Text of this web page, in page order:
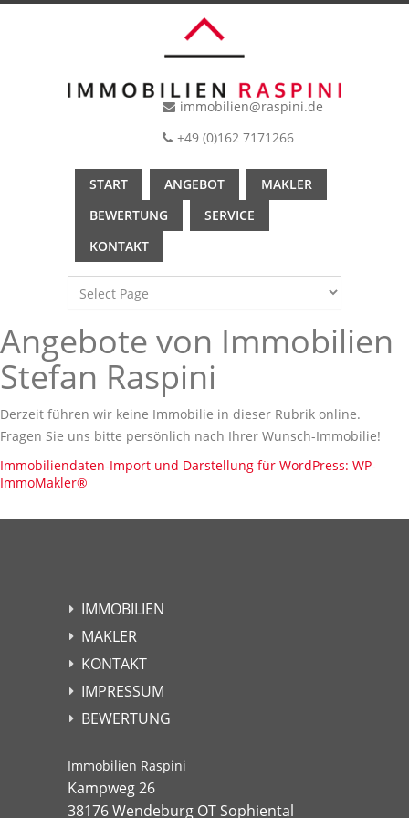
immobilien@raspini.de
+49 (0)162 7171266
START ANGEBOT
MAKLER
BEWERTUNG
SERVICE
KONTAKT
Angebote von Immobilien
Stefan Raspini
Derzeit führen wir keine Immobilie in dieser Rubrik online.
Fragen Sie uns bitte persönlich nach Ihrer Wunsch-Immobilie!
Immobiliendaten-Import und Darstellung für WordPress: WP-
ImmoMakler®
IMMOBILIEN
MAKLER
KONTAKT
IMPRESSUM
BEWERTUNG
Immobilien Raspini
Kampweg 26
38176 Wendeburg OT Sophiental